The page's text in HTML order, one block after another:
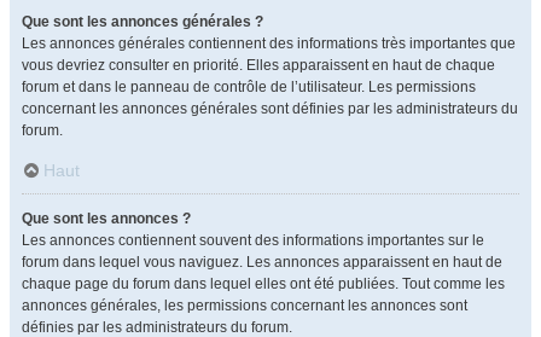
Que sont les annonces générales ?
Les annonces générales contiennent des informations très importantes que
vous devriez consulter en priorité. Elles apparaissent en haut de chaque
forum et dans le panneau de contrôle de l’utilisateur. Les permissions
concernant les annonces générales sont définies par les administrateurs du
forum.
Haut
Que sont les annonces ?
Les annonces contiennent souvent des informations importantes sur le
forum dans lequel vous naviguez. Les annonces apparaissent en haut de
chaque page du forum dans lequel elles ont été publiées. Tout comme les
annonces générales, les permissions concernant les annonces sont
définies par les administrateurs du forum.